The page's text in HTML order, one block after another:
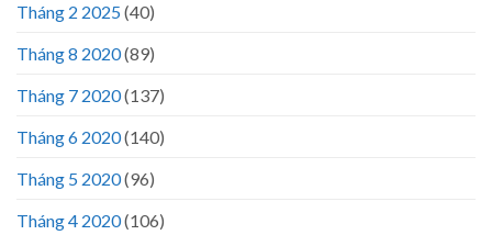
Tháng 2 2025(40)
Tháng 8 2020(89)
Tháng 7 2020(137)
Tháng 6 2020(140)
Tháng 5 2020(96)
Tháng 4 2020(106)